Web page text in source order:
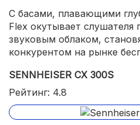
С басами, плавающими
Flex окутывает
звуковым облаком,
конкурентом на рынке
SENNHEISER CX 300S
Рейтинг: 4.8